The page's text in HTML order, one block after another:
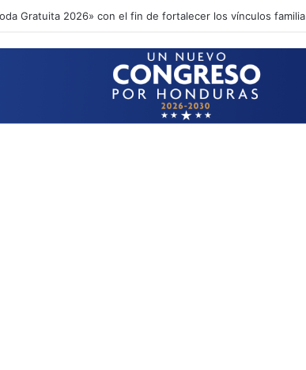
humanitaria de Copeco en Alianza